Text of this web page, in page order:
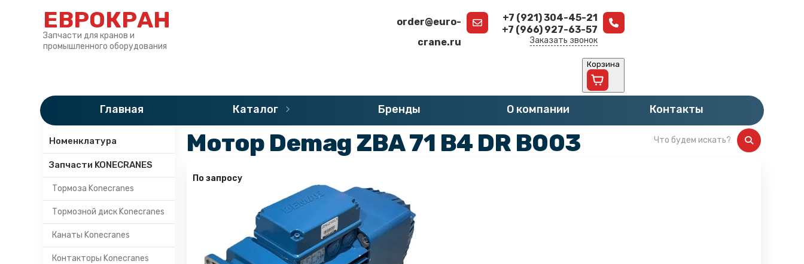
ЕВРОКРАН
Запчасти для кранов и
промышленного оборудования
order@euro-
crane.ru
+7 (921) 304-45-21
+7 (966) 927-63-57
Заказать звонок
Корзина
Главная Каталог Бренды О компании Контакты
Категории
Номенклатура
Запчасти KONECRANES
Тормоза Konecranes
Тормозной диск Konecranes
Канаты Konecranes
Контакторы Konecranes
»Каталог » Запчасти DEMAG Двигатели DEMAG
Мотор Demag ZBA 71 B4 DR B003
По запросу